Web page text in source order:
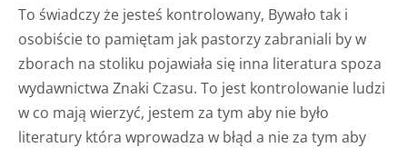
To świadczy że jesteś kontrolowany, Bywało tak i
osobiście to pamiętam jak pastorzy zabraniali by w
zborach na stoliku pojawiała się inna literatura spoza
wydawnictwa Znaki Czasu. To jest kontrolowanie ludzi
w co mają wierzyć, jestem za tym aby nie było
literatury która wprowadza w błąd a nie za tym aby